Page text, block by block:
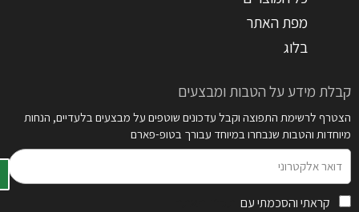
מפת האתר
בלוג
קבלת מידע על הטבות ומבצעים
הצטרף לרשימת התפוצה וקבל עדכונים שוטפים על מבצעים בלעדיים, הנחות
מיוחדות והטבות שנבחרו במיוחד עבורך בטופ-פארם
אלקטרוני
קראתי והסכמתי עם